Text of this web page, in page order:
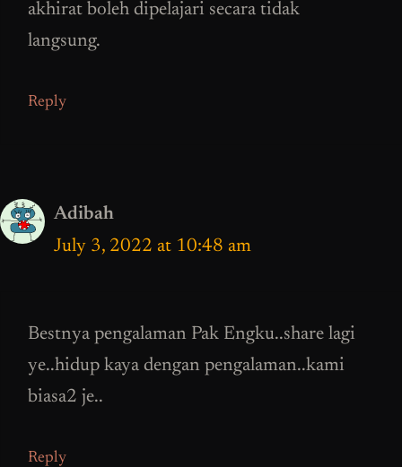
akhirat boleh dipelajari secara tidak
langsung.
Reply
Adibah
July 3, 2022 at 10:48 am
Bestnya pengalaman Pak Engku..share lagi
ye..hidup kaya dengan pengalaman..kami
biasa2 je..
Reply